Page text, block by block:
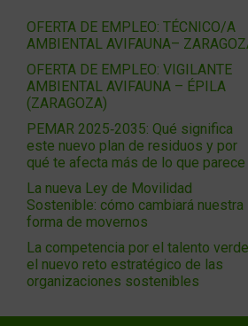
OFERTA DE EMPLEO: TÉCNICO/A
AMBIENTAL AVIFAUNA–
OFERTA DE EMPLEO: VIGILANTE
AMBIENTAL AVIFAUNA – ÉPILA
(ZARAGOZA)
PEMAR 2025‑2035: Qué significa
este nuevo plan de residuos y por
qué te afecta más de lo que parece
La nueva Ley de Movilidad
Sostenible: cómo cambiará nuestra
forma de movernos
La competencia por el talento
el nuevo reto estratégico de las
organizaciones sostenibles